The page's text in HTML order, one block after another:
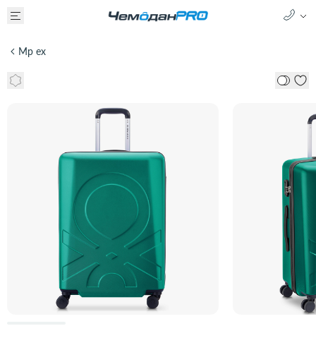
Mp ex